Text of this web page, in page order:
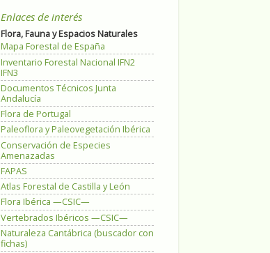
Enlaces de interés
Flora, Fauna y Espacios Naturales
Mapa Forestal de España
Inventario Forestal Nacional IFN2
IFN3
Documentos Técnicos Junta
Andalucía
Flora de Portugal
Paleoflora y Paleovegetación Ibérica
Conservación de Especies
Amenazadas
FAPAS
Atlas Forestal de Castilla y León
Flora Ibérica —CSIC—
Vertebrados Ibéricos —CSIC—
Naturaleza Cantábrica (buscador con
fichas)